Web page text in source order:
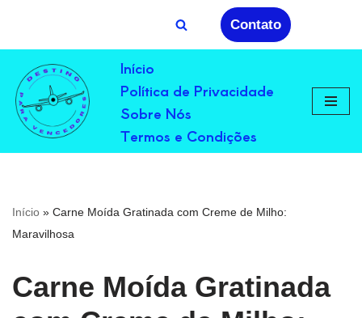
para
o
conteúdo
Contato
Início
Política de Privacidade
Sobre Nós
Termos e Condições
Início » Carne Moída Gratinada com Creme de Milho:
Maravilhosa
Carne Moída Gratinada